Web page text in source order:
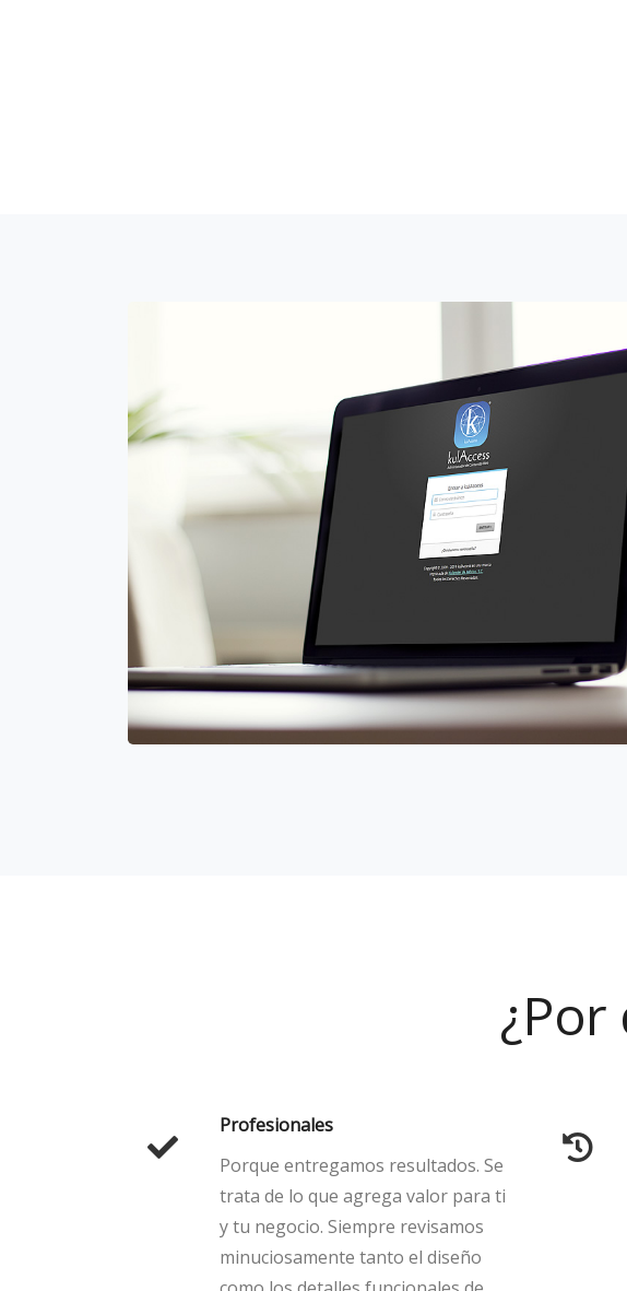
Profesionales
Porque entregamos resultados. Se
trata de lo que agrega valor para ti
y tu negocio. Siempre revisamos
minuciosamente tanto el diseño